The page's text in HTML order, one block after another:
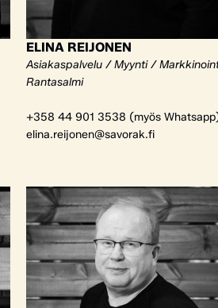
ELINA REIJONEN
Asiakaspalvelu / Myynti /
Rantasalmi
+358 44 901 3538 (myös
elina.reijonen@savorak.fi